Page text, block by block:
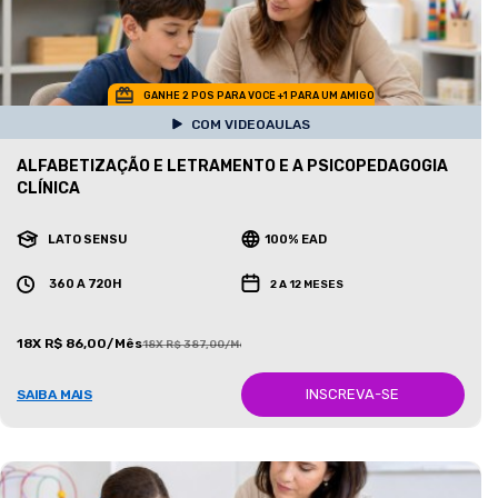
GANHE 2 POS PARA VOCE +1 PARA UM AMIGO
COM VIDEOAULAS
ALFABETIZAÇÃO E LETRAMENTO E A PSICOPEDAGOGIA
CLÍNICA
LATO SENSU 100% EAD
360 A 720H 2 A 12 MESES
18X R$ 86,00/Mês18X R$ 387,00/Mês
SAIBA MAIS INSCREVA-SE